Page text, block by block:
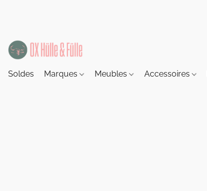
Soldes Marques Meubles Accessoires